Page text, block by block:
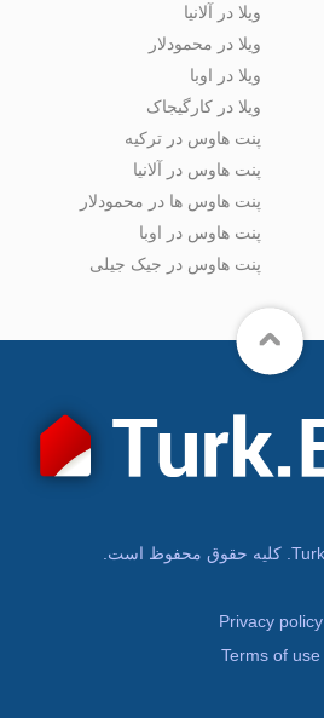
ویلا در آلانیا
ویلا در محمودلار
ویلا در اوبا
ویلا در کارگیجاک
پنت هاوس در ترکیه
پنت هاوس در آلانیا
پنت هاوس ها در محمودلار
پنت هاوس در اوبا
پنت هاوس در جیک جیلی
Privacy policy
Terms of use